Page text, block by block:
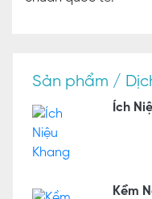
Sản phẩm /
Ích
Kềm